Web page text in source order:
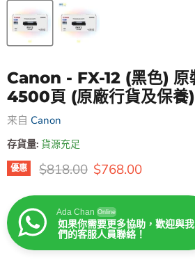
Canon - FX-12 (黑色) 原
4500頁 (原廠行貨及保養)
来自 Canon
存貨量: 貨源充足
優惠 原價
$818.00 售價
$768.00
Ada Chan Online
如果你需要更多協助，歡迎與我
們的客服人員聯絡！